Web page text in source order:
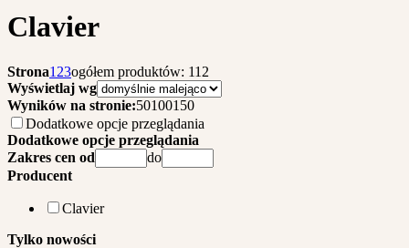
Clavier
Strona1 23ogółem produktów: 112
Wyświetlaj wg
Wyników na stronie:50100150
Dodatkowe opcje przeglądania
Dodatkowe opcje przeglądania
Zakres cen od
do
Producent
Clavier
Tylko nowości